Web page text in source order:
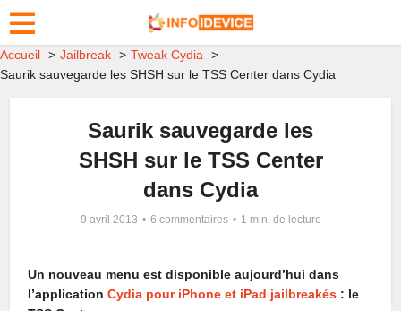
Accueil Jailbreak
Tweak Cydia
Saurik sauvegarde les SHSH sur le TSS Center dans Cydia
Saurik sauvegarde les
SHSH sur le TSS Center
dans Cydia
9 avril 2013 6 commentaires 1 min. de lecture
Un nouveau menu est disponible aujourd’hui dans
l’applicationCydia pour iPhone et iPad jailbreakés : le